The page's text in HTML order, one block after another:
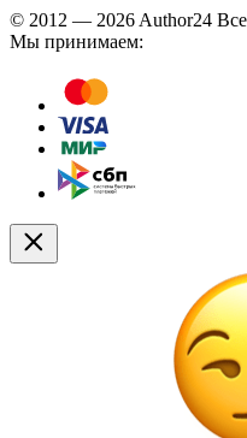
© 2012 — 2026 Author24
Мы принимаем: